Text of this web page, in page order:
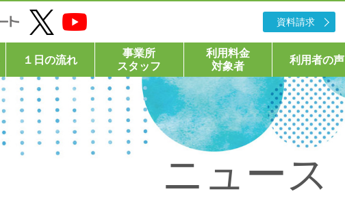
資料請求
１日の流れ
事業所
スタッフ
利用料金
対象者
利用者の声
ニュース